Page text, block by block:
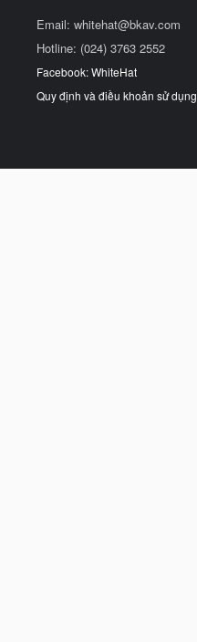
Email: whitehat@bkav.com
Hotline: (024) 3763 2552
Facebook: WhiteHat
Quy định và điều khoản sử dụng